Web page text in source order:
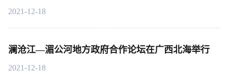
2021-12-18
澜沧江—湄公河地方政府合作论坛在广西北海举行
2021-12-18